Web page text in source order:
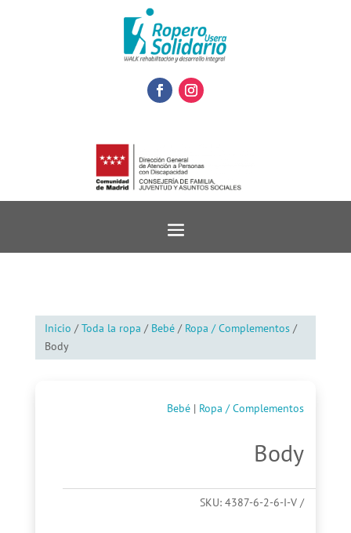
Inicio /Toda la ropa / Bebé/ Ropa / Complementos/
Body
Bebé | Ropa / Complementos
Body
SKU:4387-6-2-6-I-V